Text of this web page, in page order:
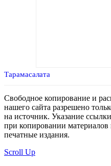
Тарамасалата
Свободное копирование и
нашего сайта разрешено
на источник. Указание
при копировании
печатные издания.
Scroll Up